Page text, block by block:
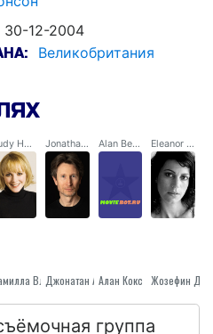
30-12-2004
Великобритания
Judy Huxtable
Власти
Jonathan Miller
Джонатан Арис
Alan Bennett
Алан Кокс
Eleanor Bron
группа